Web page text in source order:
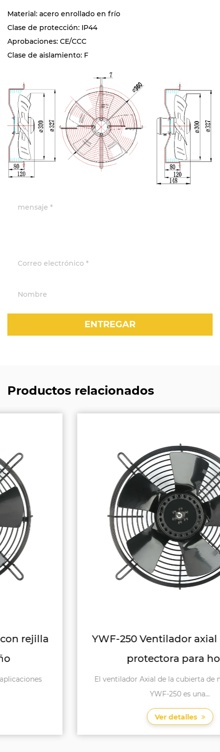
Material: acero enrollado en frío
Clase de protección: IP44
Aprobaciones: CE/CCC
Clase de aislamiento: F
Productos relacionados
YWF-250 Ventilador axial con rejilla
protectora para hotel
El ventilador Axial de la cubierta de malla de hotel